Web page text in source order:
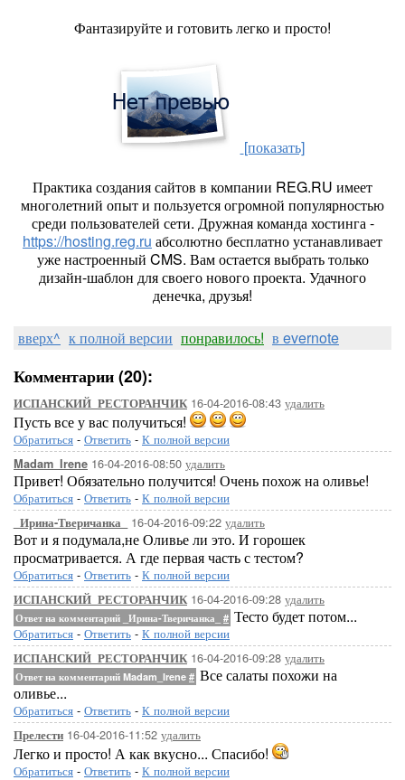
Фантазируйте и готовить легко и просто!
[показать]
Практика создания сайтов в компании REG.RU имеет
многолетний опыт и пользуется огромной популярностью
среди пользователей сети. Дружная команда хостинга -
https://hosting.reg.ru абсолютно бесплатно устанавливает
уже настроенный CMS. Вам остается выбрать только
дизайн-шаблон для своего нового проекта. Удачного
денечка, друзья!
вверх^ к полной версии понравилось! в evernote
Комментарии (20):
ИСПАНСКИЙ_РЕСТОРАНЧИК16-04-2016-08:43 удалить
Пусть все у вас получиться!
Обратиться - Ответить - К полной версии
Madam_Irene 16-04-2016-08:50 удалить
Привет! Обязательно получится! Очень похож на оливье!
Обратиться - Ответить - К полной версии
_Ирина-Тверичанка_ 16-04-2016-09:22 удалить
Вот и я подумала,не Оливье ли это. И горошек
просматривается. А где первая часть с тестом?
Обратиться - Ответить - К полной версии
ИСПАНСКИЙ_РЕСТОРАНЧИК16-04-2016-09:28 удалить
Ответ на комментарий _Ирина-Тверичанка_ # Тесто будет потом...
Обратиться - Ответить - К полной версии
ИСПАНСКИЙ_РЕСТОРАНЧИК16-04-2016-09:28 удалить
Ответ на комментарий Madam_Irene # Все салаты похожи на
оливье...
Обратиться - Ответить - К полной версии
Прелести 16-04-2016-11:52 удалить
Легко и просто! А как вкусно... Спасибо!
Обратиться - Ответить - К полной версии